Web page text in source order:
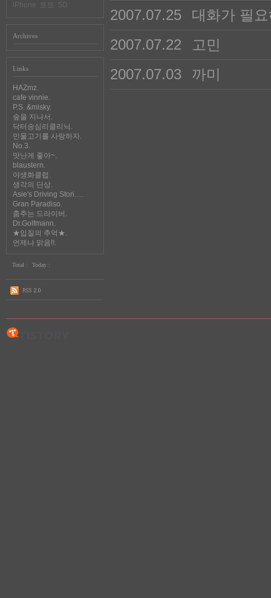
iPhone
또또 5D
Archives
Links
HAZmz.
cafe vinnie.
P.S. &misky.
숲을 지나서.
닥터송심리클리닉.
민물고기를 사랑하자.
No.3.
맛난게 좋아~.
blaustern.
야생화클럽.
생각의 단상.
Asie's Driving Stori….
Gran Paradiso.
춤추는 드라이버.
Dr.Golfmann.
★입질의 추억★.
언제나 맑음!!.
Total : Today :
2007.07.25
대화가 필
2007.07.22
고민
2007.07.03
까미